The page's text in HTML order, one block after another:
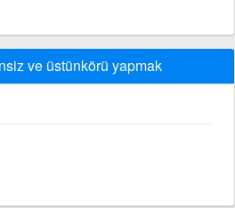
ve üstünkörü yapmak